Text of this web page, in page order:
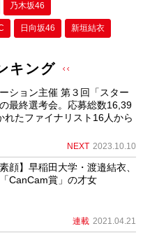
乃木坂46
日向坂46 新垣結衣
キング
ション主催 第３回「スター
最終選考会。応募総数16,39
れたファイナリスト16人から
NEXT 2023.10.10
顔】早稲田大学・渡邉結衣、
CanCam賞」の才女
連載 2021.04.21